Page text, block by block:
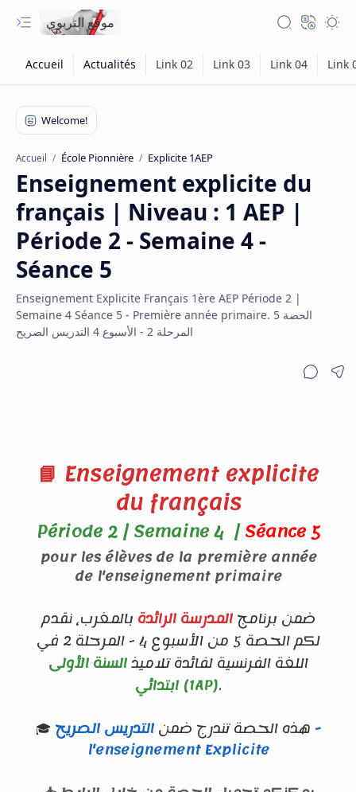
موقع التربوي
Accueil École Pionnière Explicite 1AEP
Enseignement explicite du
français | Niveau : 1 AEP |
Période 2 - Semaine 4 -
Séance 5
Enseignement Explicite Français 1ère AEP Période 2 |
Semaine 4 Séance 5 - Première année primaire. الحصة 5
المرحلة 2 - الأسبوع 4 التدريس الصريح
📘 Enseignement explicite
du français
Période 2 | Semaine 4 |Séance 5
pour les élèves de la première année
de l'enseignement primaire
ضمن برنامجالمدرسة الرائدة بالمغرب، نقدم
لكم الحصة 5 من الأسبوع 4 - المرحلة 2 في
اللغة الفرنسية لفائدة تلاميذالسنة الأولى
ابتدائي (1AP).
🎓 هذه الحصة تندرج ضمنالتدريس الصريح -
l'enseignement Explicite